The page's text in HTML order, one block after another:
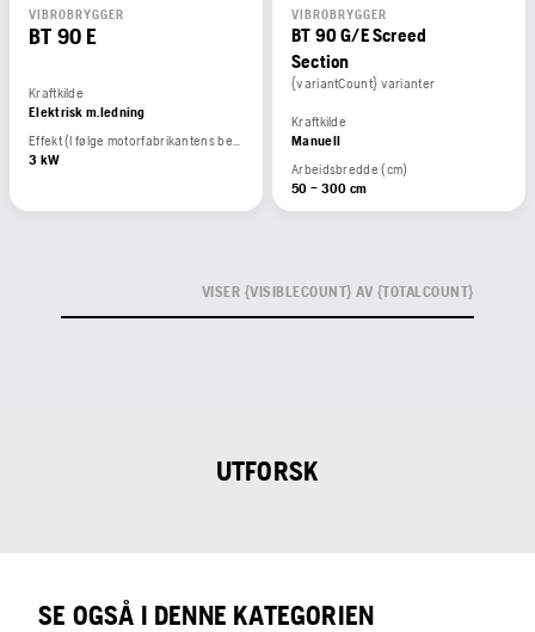
VIBROBRYGGER
BT 90 E
Kraftkilde
Elektrisk m.ledning
Effekt (I følge motorfabrikantens beregninger)
3 kW
VIBROBRYGGER
BT 90 G/E Screed
Section
{variantCount} varianter
Kraftkilde
Manuell
Arbeidsbredde (cm)
50 – 300 cm
VISER {VISIBLECOUNT} AV {TOTALCOUNT}
UTFORSK
SE OGSÅ I DENNE KATEGORIEN